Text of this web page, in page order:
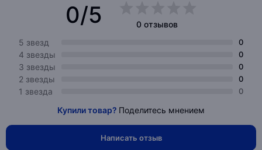
0/5
0 отзывов
5 звезд
0
4 звезды 0
3 звезды 0
2 звезды 0
1 звезда 0
Купили товар? Поделитесь мнением
Написать отзыв